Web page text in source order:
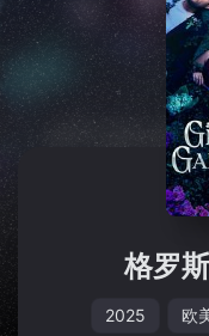
暂
格罗
2025 欧